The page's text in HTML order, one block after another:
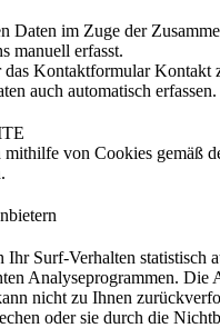
Daten im Zuge der
manuell erfasst.
das Kontaktformular
auch automatisch erfassen.
mithilfe von Cookies gemäß
Ihr Surf-Verhalten statistisch
Analyseprogrammen. Die
nicht zu Ihnen
oder sie durch die